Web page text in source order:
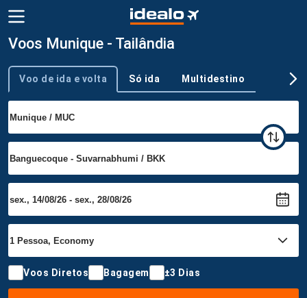
Voos Munique - Tailândia
Tipo de viagem
Voo de ida e volta Só ida Multidestino
Voos Diretos Bagagem ±3 Dias